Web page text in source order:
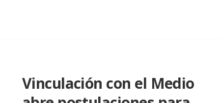
Vinculación con el Medio